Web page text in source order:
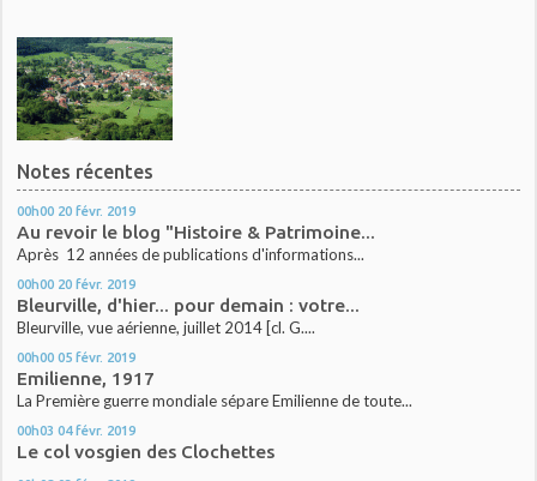
Notes récentes
00h00 20 févr. 2019
Au revoir le blog "Histoire & Patrimoine...
Après 12 années de publications d'informations...
00h00 20 févr. 2019
Bleurville, d'hier... pour demain : votre...
Bleurville, vue aérienne, juillet 2014 [cl. G....
00h00 05 févr. 2019
Emilienne, 1917
La Première guerre mondiale sépare Emilienne de toute...
00h03 04 févr. 2019
Le col vosgien des Clochettes